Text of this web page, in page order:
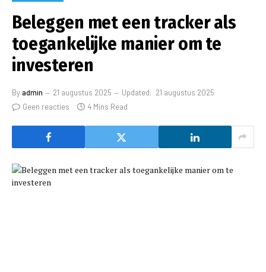
Beleggen met een tracker als
toegankelijke manier om te
investeren
Byadmin 21 augustus 2025 Updated: 21 augustus 2025
Geen reacties
4 Mins Read